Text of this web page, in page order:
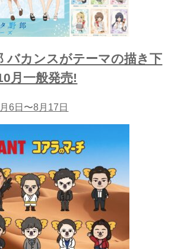
バカンスがテーマの描き下
月一般発売!
6日〜8月17日